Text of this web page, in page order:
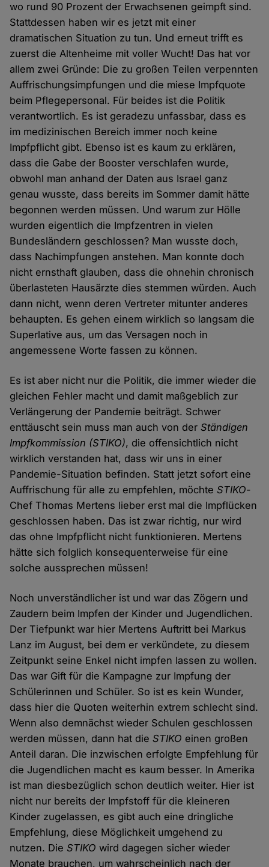
wo rund 90 Prozent der Erwachsenen geimpft sind.
Stattdessen haben wir es jetzt mit einer
dramatischen Situation zu tun. Und erneut trifft es
zuerst die Altenheime mit voller Wucht! Das hat vor
allem zwei Gründe: Die zu großen Teilen verpennten
Auffrischungsimpfungen und die miese Impfquote
beim Pflegepersonal. Für beides ist die Politik
verantwortlich. Es ist geradezu unfassbar, dass es
im medizinischen Bereich immer noch keine
Impfpflicht gibt. Ebenso ist es kaum zu erklären,
dass die Gabe der Booster verschlafen wurde,
obwohl man anhand der Daten aus Israel ganz
genau wusste, dass bereits im Sommer damit hätte
begonnen werden müssen. Und warum zur Hölle
wurden eigentlich die Impfzentren in vielen
Bundesländern geschlossen? Man wusste doch,
dass Nachimpfungen anstehen. Man konnte doch
nicht ernsthaft glauben, dass die ohnehin chronisch
überlasteten Hausärzte dies stemmen würden. Auch
dann nicht, wenn deren Vertreter mitunter anderes
behaupten. Es gehen einem wirklich so langsam die
Superlative aus, um das Versagen noch in
angemessene Worte fassen zu können.
Es ist aber nicht nur die Politik, die immer wieder die
gleichen Fehler macht und damit maßgeblich zur
Verlängerung der Pandemie beiträgt. Schwer
enttäuscht sein muss man auch von derStändigen
Impfkommission (STIKO), die offensichtlich nicht
wirklich verstanden hat, dass wir uns in einer
Pandemie-Situation befinden. Statt jetzt sofort eine
Auffrischung für alle zu empfehlen, möchteSTIKO-
Chef Thomas Mertens lieber erst mal die Impflücken
geschlossen haben. Das ist zwar richtig, nur wird
das ohne Impfpflicht nicht funktionieren. Mertens
hätte sich folglich konsequenterweise für eine
solche aussprechen müssen!
Noch unverständlicher ist und war das Zögern und
Zaudern beim Impfen der Kinder und Jugendlichen.
Der Tiefpunkt war hier Mertens Auftritt bei Markus
Lanz im August, bei dem er verkündete, zu diesem
Zeitpunkt seine Enkel nicht impfen lassen zu wollen.
Das war Gift für die Kampagne zur Impfung der
Schülerinnen und Schüler. So ist es kein Wunder,
dass hier die Quoten weiterhin extrem schlecht sind.
Wenn also demnächst wieder Schulen geschlossen
werden müssen, dann hat dieSTIKO einen großen
Anteil daran. Die inzwischen erfolgte Empfehlung für
die Jugendlichen macht es kaum besser. In Amerika
ist man diesbezüglich schon deutlich weiter. Hier ist
nicht nur bereits der Impfstoff für die kleineren
Kinder zugelassen, es gibt auch eine dringliche
Empfehlung, diese Möglichkeit umgehend zu
nutzen. DieSTIKO wird dagegen sicher wieder
Monate brauchen, um wahrscheinlich nach der